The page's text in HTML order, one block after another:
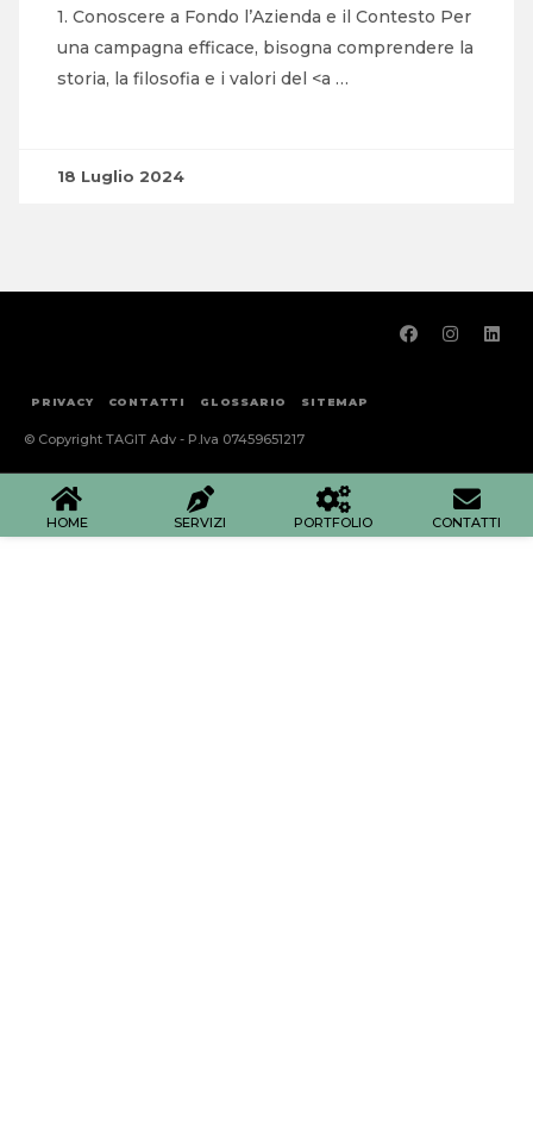
1. Conoscere a Fondo l’Azienda e il Contesto Per
una campagna efficace, bisogna comprendere la
storia, la filosofia e i valori del <a …
18 Luglio 2024
© Copyright TAGIT Adv - P.Iva 07459651217
PRIVACY CONTATTI GLOSSARIO SITEMAP
HOME SERVIZI PORTFOLIO CONTATTI